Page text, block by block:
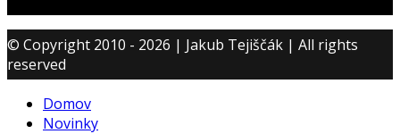
© Copyright 2010 - 2026 | Jakub Tejiščák | All rights
reserved
Domov
Novinky